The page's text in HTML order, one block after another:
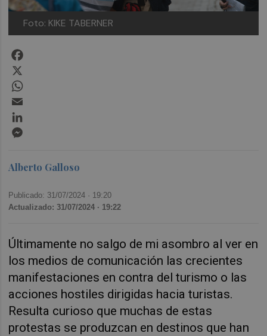
Foto: KIKE TABERNER
Alberto Galloso
Publicado: 31/07/2024 · 19:20
Actualizado: 31/07/2024 · 19:22
Últimamente no salgo de mi asombro al ver en
los medios de comunicación las crecientes
manifestaciones en contra del turismo o las
acciones hostiles dirigidas hacia turistas.
Resulta curioso que muchas de estas
protestas se produzcan en destinos que han